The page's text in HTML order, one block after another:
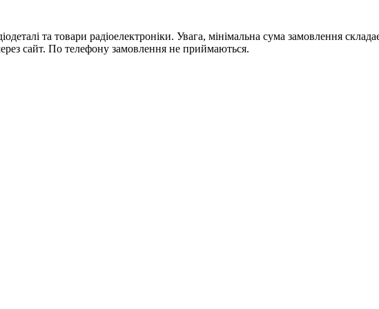
та товари радіоелектроніки. Увага, мінімальна сума замовлення
сайт. По телефону замовлення не приймаються.